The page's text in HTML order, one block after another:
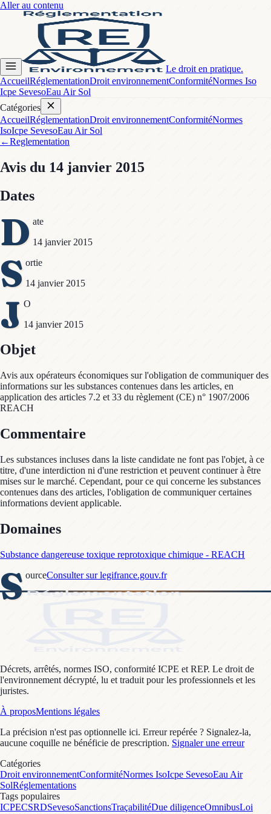
Aller au contenu
Le droit en pratique.
AccueilRéglementationDroit environnementConformitéNormes Iso
Icpe SevesoEau Air Sol
Catégories
AccueilRéglementationDroit environnementConformitéNormes
IsoIcpe SevesoEau Air Sol
←Reglementation
Avis du 14 janvier 2015
Dates
D ate
14 janvier 2015
S ortie
14 janvier 2015
J O
14 janvier 2015
Objet
Avis aux opérateurs économiques sur l'obligation de communiquer des
informations sur les substances contenues dans les articles, en
application des articles 7.2 et 33 du règlement (CE) n° 1907/2006
REACH
Commentaire
Les substances incluses dans la liste candidate ne font pas l'objet, à ce
titre, d'une interdiction ni d'une restriction et peuvent continuer à être
mises sur le marché. Cependant, pour ce qui concerne les substances
contenues dans des articles, l'obligation de communiquer certaines
informations devient applicable.
Domaines
Substance dangereuse toxique reprotoxique chimique - REACH
S ourceConsulter sur legifrance.gouv.fr
Décrets, arrêtés, normes ISO, conformité ICPE et REP. Le droit de
l'environnement décrypté, lu et traduit pour les professionnels et les
juristes.
À proposMentions légales
La précision n'est pas optionnelle ici. Erreur repérée ? Signalez-la,
aucune coquille ne bénéficie de prescription. Signaler une erreur
Catégories
Droit environnementConformitéNormes IsoIcpe SevesoEau Air
SolRéglementations
Tags populaires
ICPECSRDSevesoSanctionsTraçabilitéDue diligenceOmnibusLoi